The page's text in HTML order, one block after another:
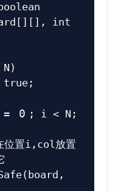
boolean
[ ] [ ] ,
int
N )
true ;
= 0 ; i < N ;
位置i,col放置
( board ,